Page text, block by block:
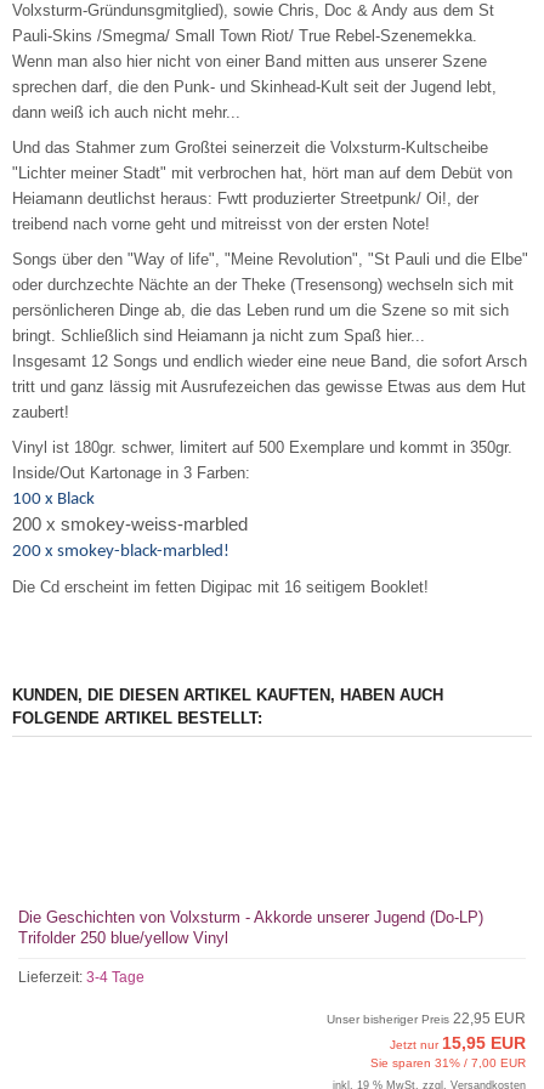
Volxsturm-Gründunsgmitglied), sowie Chris, Doc & Andy aus dem St
Pauli-Skins /Smegma/ Small Town Riot/ True Rebel-Szenemekka.
Wenn man also hier nicht von einer Band mitten aus unserer Szene
sprechen darf, die den Punk- und Skinhead-Kult seit der Jugend lebt,
dann weiß ich auch nicht mehr...
Und das Stahmer zum Großtei seinerzeit die Volxsturm-Kultscheibe
"Lichter meiner Stadt" mit verbrochen hat, hört man auf dem Debüt von
Heiamann deutlichst heraus: Fwtt produzierter Streetpunk/ Oi!, der
treibend nach vorne geht und mitreisst von der ersten Note!
Songs über den "Way of life", "Meine Revolution", "St Pauli und die Elbe"
oder durchzechte Nächte an der Theke (Tresensong) wechseln sich mit
persönlicheren Dinge ab, die das Leben rund um die Szene so mit sich
bringt. Schließlich sind Heiamann ja nicht zum Spaß hier...
Insgesamt 12 Songs und endlich wieder eine neue Band, die sofort Arsch
tritt und ganz lässig mit Ausrufezeichen das gewisse Etwas aus dem Hut
zaubert!
Vinyl ist 180gr. schwer, limitert auf 500 Exemplare und kommt in 350gr.
Inside/Out Kartonage in 3 Farben:
100 x Black
200 x smokey-weiss-marbled
200 x smokey-black-marbled!
Die Cd erscheint im fetten Digipac mit 16 seitigem Booklet!
KUNDEN, DIE DIESEN ARTIKEL KAUFTEN, HABEN AUCH
FOLGENDE ARTIKEL BESTELLT:
Die Geschichten von Volxsturm - Akkorde unserer Jugend (Do-LP)
Trifolder 250 blue/yellow Vinyl
Lieferzeit: 3-4 Tage
Unser bisheriger Preis 22,95 EUR
Jetzt nur15,95 EUR
Sie sparen 31% / 7,00 EUR
inkl. 19 % MwSt. zzgl. Versandkosten